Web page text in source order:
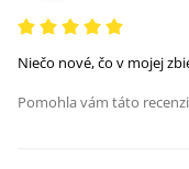
Niečo nové, čo v mojej
Pomohla vám táto